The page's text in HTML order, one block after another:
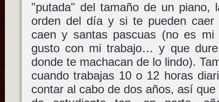
"putada" del tamaño de un piano,
orden del día y si te pueden caer
caen y santas pascuas (no es
gusto con mi trabajo… y que
donde te machacan de lo lindo).
cuando trabajas 10 o 12 horas
contar al cabo de dos años, así